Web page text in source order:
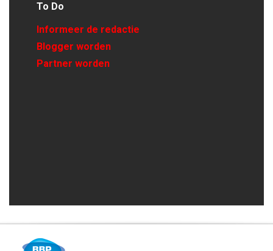
To Do
Informeer de redactie
Blogger worden
Partner worden